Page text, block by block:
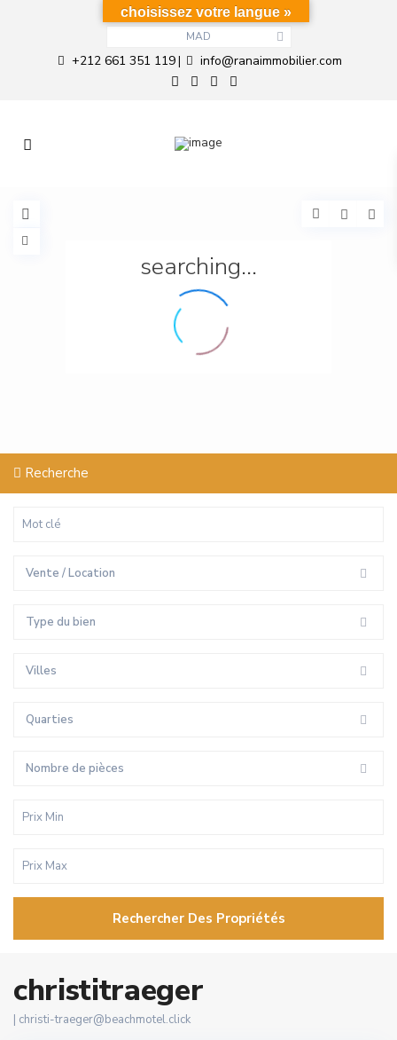
MAD
+212 661 351 119| info@ranaimmobilier.com
searching...
Recherche
Vente / Location
Type du bien
Villes
Quarties
Nombre de pièces
Rechercher Des Propriétés
christitraeger
| christi-traeger@beachmotel.click
choisissez votre langue »